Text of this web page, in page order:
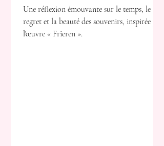
instants éphémères
Une réflexion émouvante sur le temps, le
regret et la beauté des souvenirs, inspirée par
l'œuvre « Frieren ».